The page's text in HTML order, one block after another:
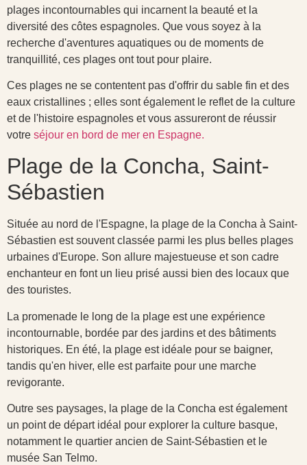
plages incontournables qui incarnent la beauté et la
diversité des côtes espagnoles. Que vous soyez à la
recherche d'aventures aquatiques ou de moments de
tranquillité, ces plages ont tout pour plaire.
Ces plages ne se contentent pas d'offrir du sable fin et des
eaux cristallines ; elles sont également le reflet de la culture
et de l'histoire espagnoles et vous assureront de réussir
votre séjour en bord de mer en Espagne.
Plage de la Concha, Saint-
Sébastien
Située au nord de l'Espagne, la plage de la Concha à Saint-
Sébastien est souvent classée parmi les plus belles plages
urbaines d'Europe. Son allure majestueuse et son cadre
enchanteur en font un lieu prisé aussi bien des locaux que
des touristes.
La promenade le long de la plage est une expérience
incontournable, bordée par des jardins et des bâtiments
historiques. En été, la plage est idéale pour se baigner,
tandis qu'en hiver, elle est parfaite pour une marche
revigorante.
Outre ses paysages, la plage de la Concha est également
un point de départ idéal pour explorer la culture basque,
notamment le quartier ancien de Saint-Sébastien et le
musée San Telmo.